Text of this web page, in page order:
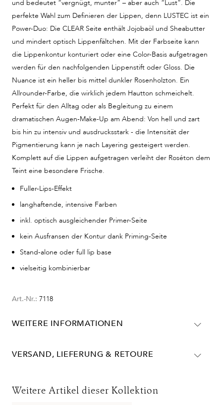
und bedeutet “vergnügt, munter” – aber auch “Lust”. Die
perfekte Wahl zum Definieren der Lippen, denn LUSTEC ist ein
Power-Duo: Die CLEAR Seite enthält Jojobaöl und Sheabutter
und mindert optisch Lippenfältchen. Mit der Farbseite kann
die Lippenkontur konturiert oder eine Color-Basis aufgetragen
werden für den nachfolgenden Lippenstift oder Gloss. Die
Nuance ist ein heller bis mittel dunkler Rosenholzton. Ein
Allrounder-Farbe, die wirklich jedem Hautton schmeichelt.
Perfekt für den Alltag oder als Begleitung zu einem
dramatischen Augen-Make-Up am Abend: Von hell und zart
bis hin zu intensiv und ausdrucksstark - die Intensität der
Pigmentierung kann je nach Layering gesteigert werden.
Komplett auf die Lippen aufgetragen verleiht der Roséton dem
Teint eine besondere Frische.
Fuller-Lips-Effekt
langhaftende, intensive Farben
inkl. optisch ausgleichender Primer-Seite
kein Ausfransen der Kontur dank Priming-Seite
Stand-alone oder full lip base
vielseitig kombinierbar
Art.-Nr.: 7118
WEITERE INFORMATIONEN
CHINENSIS OIL*, MICA, HYDROGENATED VEGETABLE
COPERNICIA CERIFERA CERA*, MALTODEXTRIN,
VERSAND, LIEFERUNG & RETOURE
DHL
Weitere Artikel dieser Kollektion